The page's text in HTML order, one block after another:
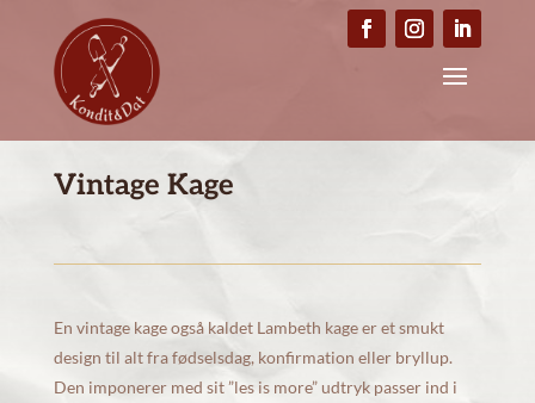
Vintage Kage
En vintage kage også kaldet Lambeth kage er et smukt
design til alt fra fødselsdag, konfirmation eller bryllup.
Den imponerer med sit ”les is more” udtryk passer ind i